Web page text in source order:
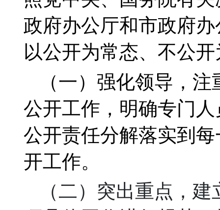
政府办公厅和市政府
以公开为常态、不公
（一） 强化领导，注
公开工作，明确专门
公开责任分解落实到
开工作。
（二） 突出重点，建